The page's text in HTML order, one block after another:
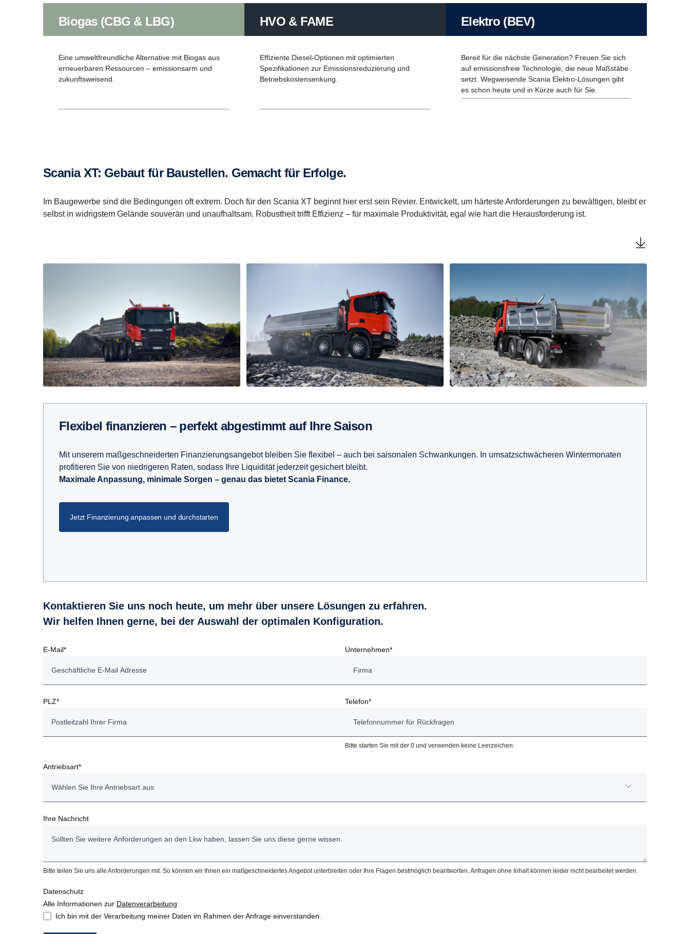
Biogas (CBG & LBG)
Eine umweltfreundliche Alternative mit Biogas aus
erneuerbaren Ressourcen – emissionsarm und
zukunftsweisend.
HVO & FAME
Effiziente Diesel-Optionen mit optimierten
Spezifikationen zur Emissionsreduzierung und
Betriebskostensenkung.
Elektro (BEV)
Bereit für die nächste Generation? Freuen Sie sich
auf emissionsfreie Technologie, die neue Maßstäbe
setzt. Wegweisende Scania Elektro-Lösungen gibt
es schon heute und in Kürze auch für Sie.
Scania XT: Gebaut für Baustellen. Gemacht für Erfolge.
Im Baugewerbe sind die Bedingungen oft extrem. Doch für den Scania XT beginnt hier erst sein Revier. Entwickelt, um härteste Anforderungen zu bewältigen, bleibt er
selbst in widrigstem Gelände souverän und unaufhaltsam. Robustheit trifft Effizienz – für maximale Produktivität, egal wie hart die Herausforderung ist.
Flexibel finanzieren – perfekt abgestimmt auf Ihre Saison
Mit unserem maßgeschneiderten Finanzierungsangebot bleiben Sie flexibel – auch bei saisonalen Schwankungen. In umsatzschwächeren Wintermonaten
profitieren Sie von niedrigeren Raten, sodass Ihre Liquidität jederzeit gesichert bleibt.
Maximale Anpassung, minimale Sorgen – genau das bietet Scania Finance.
Jetzt Finanzierung anpassen und durchstarten
Kontaktieren Sie uns noch heute, um mehr über unsere Lösungen zu erfahren.
Wir helfen Ihnen gerne, bei der Auswahl der optimalen Konfiguration.
E-Mail* Unternehmen*
PLZ* Telefon*
Bitte starten Sie mit der 0 und verwenden keine Leerzeichen.
Antriebsart*
Wählen Sie Ihre Antriebsart aus
Batterieelektrischer Kipper (BEV)
Gasbetriebener Kipper (CBG/LBG)
Andere
Ihre Nachricht
Bitte teilen Sie uns alle Anforderungen mit. So können wir Ihnen ein maßgeschneidertes Angebot unterbreiten oder Ihre Fragen bestmöglich beantworten. Anfragen ohne Inhalt können leider nicht bearbeitet werden.
Datenschutz
Alle Informationen zur Datenverarbeitung
Ich bin mit der Verarbeitung meiner Daten im Rahmen der Anfrage einverstanden.